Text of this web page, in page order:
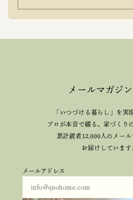
メールマガジ
「いつづける暮らし」を実
プロが本音で綴る、家づくり
累計読者12,000人のメー
お届けしています
メールアドレス